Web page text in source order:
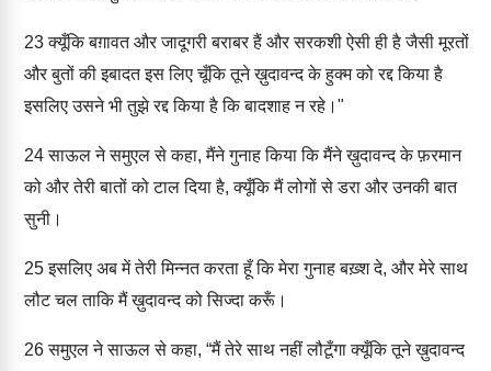
23क्यूँकि बग़ावत और जादूगरी बराबर हैं और सरकशी ऐसी ही है जैसी मूरतों
और बुतों की इबादत इस लिए चूँकि तूने ख़ुदावन्द के हुक्म को रद्द किया है
इसलिए उसने भी तुझे रद्द किया है कि बादशाह न रहे।"
24साऊल ने समुएल से कहा, मैंने गुनाह किया कि मैंने ख़ुदावन्द के फ़रमान
को और तेरी बातों को टाल दिया है, क्यूँकि मैं लोगों से डरा और उनकी बात
सुनी।
25इसलिए अब में तेरी मिन्नत करता हूँ कि मेरा गुनाह बख़्श दे, और मेरे साथ
लौट चल ताकि मैं ख़ुदावन्द को सिज्दा करूँ।
26समुएल ने साऊल से कहा, “मैं तेरे साथ नहीं लौटूँगा क्यूँकि तूने ख़ुदावन्द